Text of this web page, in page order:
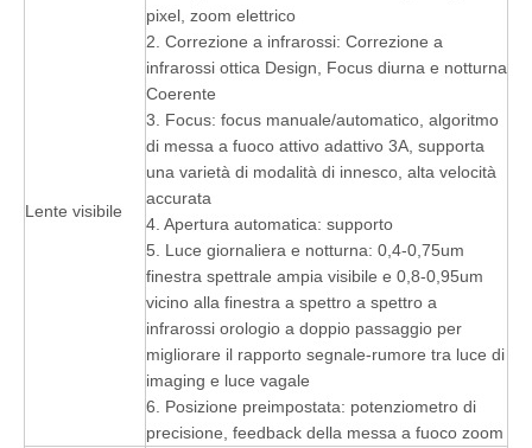
Lente visibile
pixel, zoom elettrico
2. Correzione a infrarossi: Correzione a
infrarossi ottica Design, Focus diurna e notturna
Coerente
3. Focus: focus manuale/automatico, algoritmo
di messa a fuoco attivo adattivo 3A, supporta
una varietà di modalità di innesco, alta velocità
accurata
4. Apertura automatica: supporto
5. Luce giornaliera e notturna: 0,4-0,75um
finestra spettrale ampia visibile e 0,8-0,95um
vicino alla finestra a spettro a spettro a
infrarossi orologio a doppio passaggio per
migliorare il rapporto segnale-rumore tra luce di
imaging e luce vagale
6. Posizione preimpostata: potenziometro di
precisione, feedback della messa a fuoco zoom